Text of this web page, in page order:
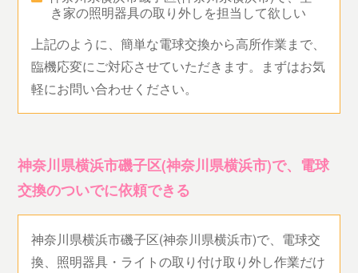
き家の照明器具の取り外しを担当して欲しい
上記のように、簡単な電球交換から高所作業まで、
臨機応変にご対応させていただきます。まずはお気
軽にお問い合わせください。
神奈川県横浜市磯子区(神奈川県横浜市)で、電球
交換のついでに依頼できる
神奈川県横浜市磯子区(神奈川県横浜市)で、電球交
換、照明器具・ライトの取り付け取り外し作業だけ